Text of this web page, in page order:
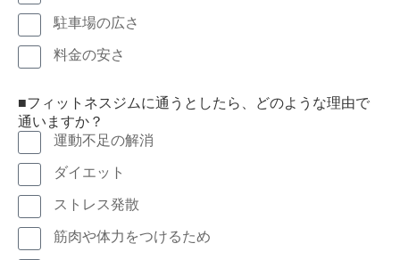
駐車場の広さ
料金の安さ
■フィットネスジムに通うとしたら、どのような理由で
通いますか？
運動不足の解消
ダイエット
ストレス発散
筋肉や体力をつけるため